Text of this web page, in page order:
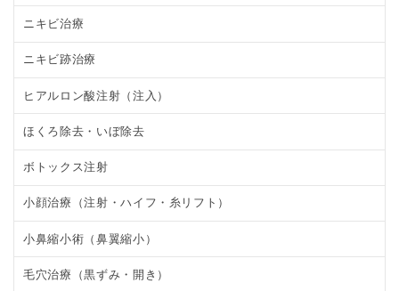
ニキビ治療
ニキビ跡治療
ヒアルロン酸注射（注入）
ほくろ除去・いぼ除去
ボトックス注射
小顔治療（注射・ハイフ・糸リフト）
小鼻縮小術（鼻翼縮小）
毛穴治療（黒ずみ・開き）